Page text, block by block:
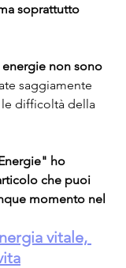
soprattutto
energie non sono
saggiamente
difficoltà della
ho
che puoi
momento nel
vitale,